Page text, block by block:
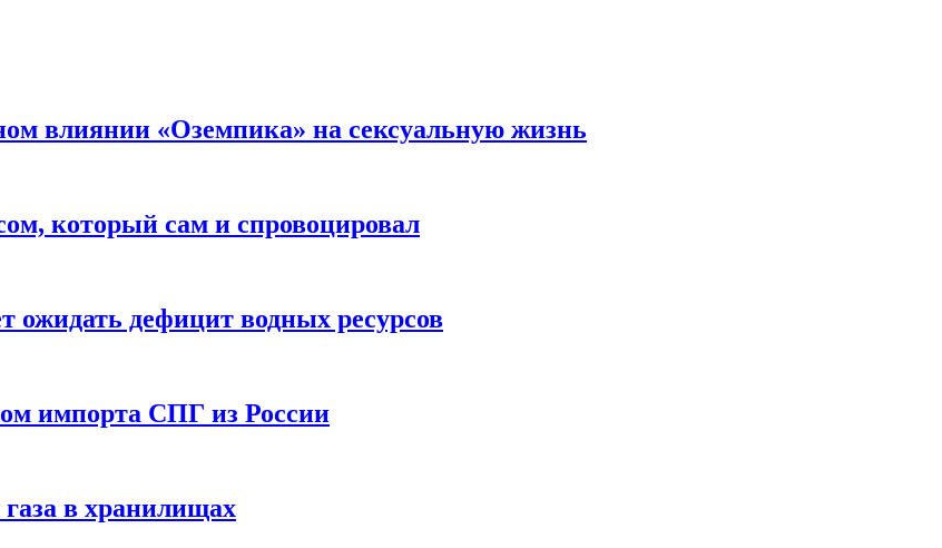
влиянии «Оземпика» на сексуальную жизнь
который сам и спровоцировал
ожидать дефицит водных ресурсов
импорта СПГ из России
в хранилищах